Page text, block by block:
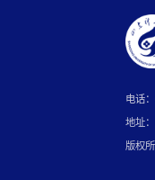
电话
地址
版权